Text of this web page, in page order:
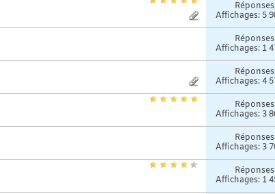
Affichages: 5
Affichages: 1
Affichages: 4
Affichages: 3
Affichages: 3
Affichages: 1